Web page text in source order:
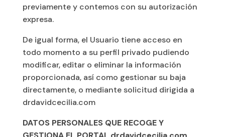
previamente y contemos con su autorización
expresa.
De igual forma, el Usuario tiene acceso en
todo momento a su perfil privado pudiendo
modificar, editar o eliminar la información
proporcionada, así como gestionar su baja
directamente, o mediante solicitud dirigida a
drdavidcecilia.com
DATOS PERSONALES QUE RECOGE Y